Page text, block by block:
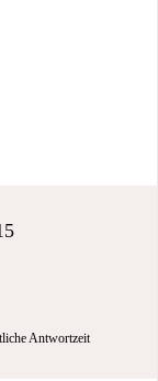
Antwortzeit